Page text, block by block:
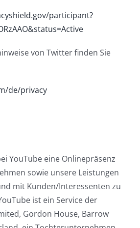
participant?
von Twitter finden Sie
de/privacy
YouTube eine Onlinepräsenz
sowie unsere Leistungen
mit Kunden/Interessenten zu
ist ein Service der
Gordon House, Barrow